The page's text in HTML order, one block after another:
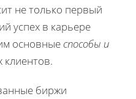
не только первый
успех в карьере
основныеспособы и
клиентов.
биржи